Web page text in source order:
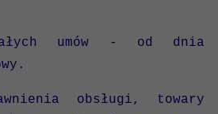
umów - od dnia
obsługi, towary